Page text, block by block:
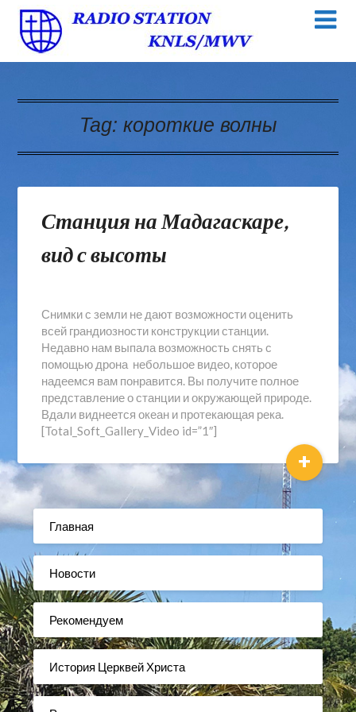
Tag: короткие волны
Станция на Мадагаскаре,
вид с высоты
Снимки с земли не дают возможности оценить
всей грандиозности конструкции станции.
Недавно нам выпала возможность снять с
помощью дрона небольшое видео, которое
надеемся вам понравится. Вы получите полное
представление о станции и окружающей природе.
Вдали виднеется океан и протекающая река.
[Total_Soft_Gallery_Video id=”1″]
+
Главная
Новости
Рекомендуем
История Церквей Христа